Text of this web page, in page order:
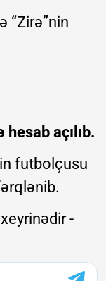
“Zirə”nin
açılıb.
futbolçusu
-